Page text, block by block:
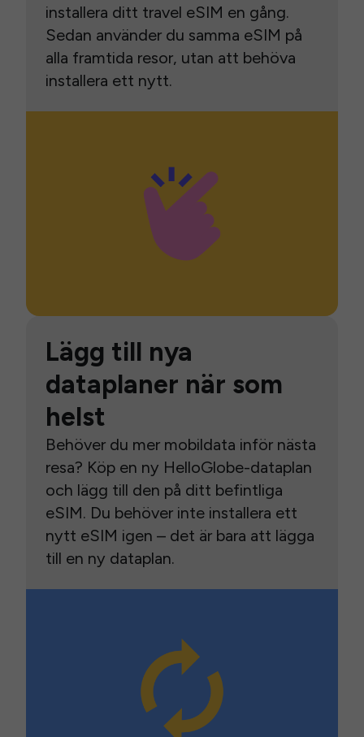
installera ditt travel eSIM en gång.
Sedan använder du samma eSIM på
alla framtida resor, utan att behöva
installera ett nytt.
Lägg till nya
dataplaner när som
helst
Behöver du mer mobildata inför nästa
resa? Köp en ny HelloGlobe-dataplan
och lägg till den på ditt befintliga
eSIM. Du behöver inte installera ett
nytt eSIM igen – det är bara att lägga
till en ny dataplan.